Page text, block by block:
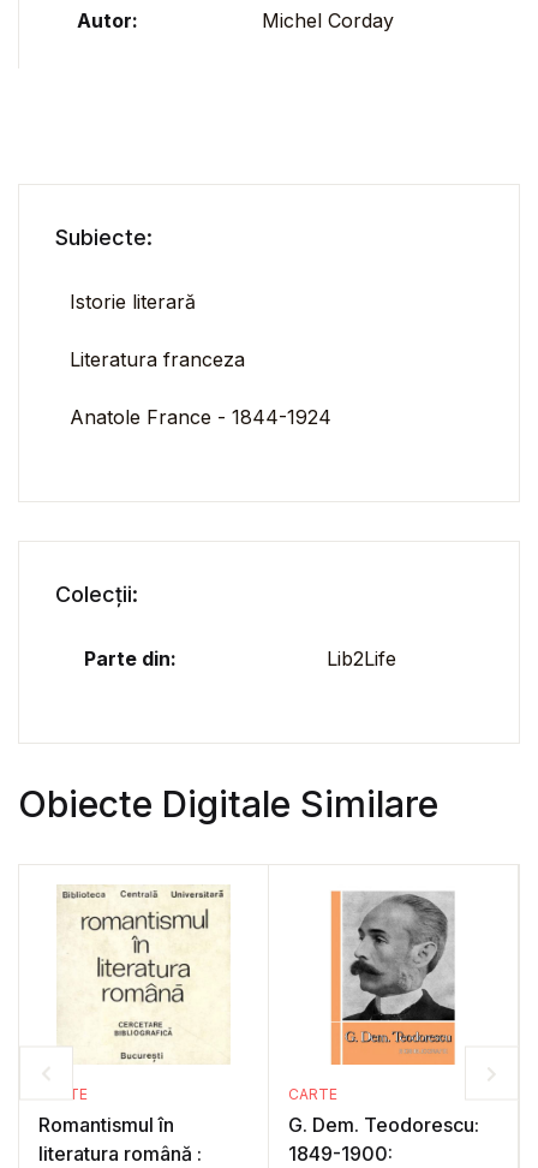
Autor: Michel Corday
Subiecte:
Istorie literară
Literatura franceza
Anatole France - 1844-1924
Colecții:
Parte din: Lib2Life
Obiecte Digitale Similare
CARTE
Romantismul în
literatura română :
CARTE
G. Dem. Teodorescu:
1849-1900: